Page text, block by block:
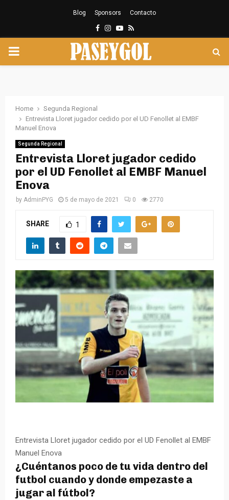
Blog Sponsors Contacto
Facebook
Instagram
Youtube
Rss
PRIMARY
Home
Segunda Regional
Entrevista Lloret jugador cedido por el UD Fenollet al EMBF
Manuel Enova
Segunda Regional
Entrevista Lloret jugador cedido
por el UD Fenollet al EMBF Manuel
Enova
by AdminPYG 5 de mayo de 2021 0 2770
SHARE 1
Entrevista Lloret jugador cedido por el UD Fenollet al EMBF
Manuel Enova
¿Cuéntanos poco de tu vida dentro del
futbol cuando y donde empezaste a
jugar al fútbol?